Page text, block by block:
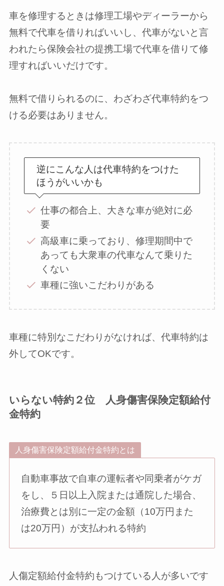
車を修理するときは修理工場やディーラーから
無料で代車を借りればいいし、代車がないと言
われたら保険会社の提携工場で代車を借りて修
理すればいいだけです。
無料で借りられるのに、わざわざ代車特約をつ
ける必要はありません。
逆にこんな人は代車特約をつけた
ほうがいいかも
仕事の都合上、大きな車が絶対に必
要
高級車に乗っており、修理期間中で
あっても大衆車の代車なんて乗りた
くない
車種に強いこだわりがある
車種に特別なこだわりがなければ、代車特約は
外してOKです。
いらない特約２位 人身傷害保険定額給付
金特約
人身傷害保険定額給付金特約とは
自動車事故で自車の運転者や同乗者がケガ
をし、５日以上入院または通院した場合、
治療費とは別に一定の金額（10万円また
は20万円）が支払われる特約
人傷定額給付金特約もつけている人が多いです